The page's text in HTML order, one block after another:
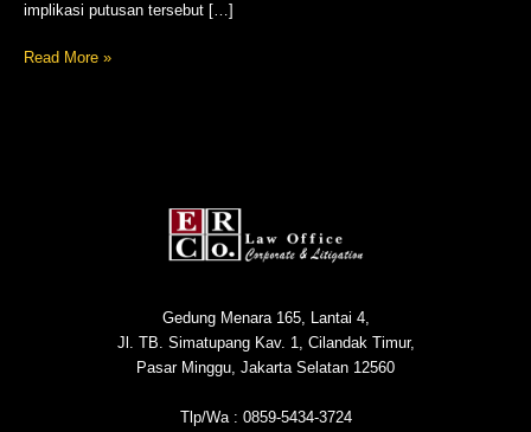
implikasi putusan tersebut […]
Read More »
Gedung Menara 165, Lantai 4,
Jl. TB. Simatupang Kav. 1, Cilandak Timur,
Pasar Minggu, Jakarta Selatan 12560
Tlp/Wa : 0859-5434-3724